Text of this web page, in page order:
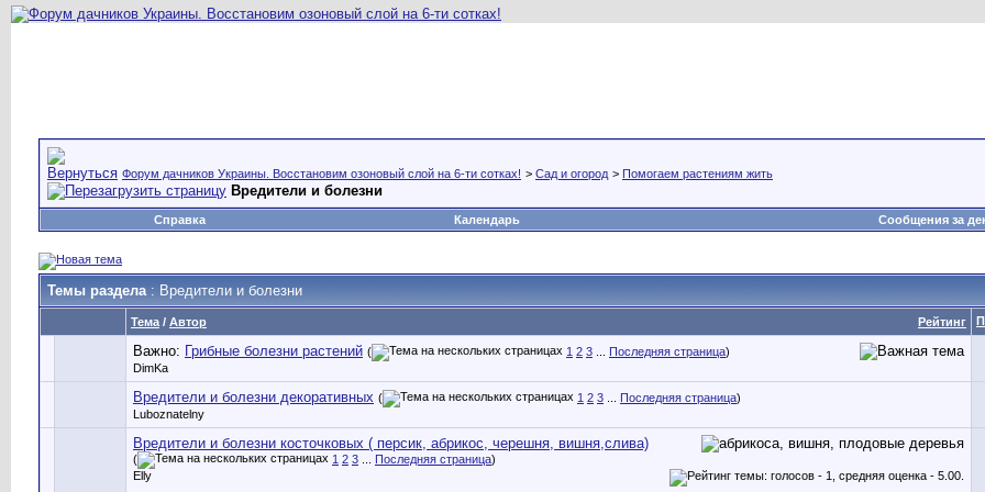
Форум дачников Украины. Восстановим озоновый слой на 6-ти сотках! > Сад и огород > Помогаем растениям жить
Вредители и болезни
Справка Календарь Сообщения за
Темы раздела: Вредители и болезни
Рейтинг
Тема / Автор
Важно: Грибные болезни растений ( 1 2 3 Последняя страница)
DimKa
Вредители и болезни декоративных ( 1 2 3 Последняя страница)
Luboznatelny
Вредители и болезни косточковых ( персик, абрикос, черешня, вишня,слива)
( 1 2 3 Последняя страница)
Elly